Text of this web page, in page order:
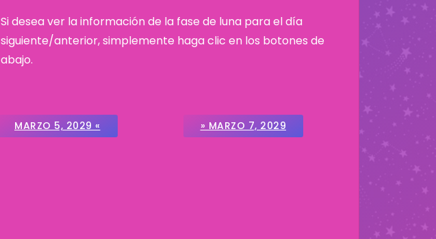
Si desea ver la información de la fase de luna para el día
siguiente/anterior, simplemente haga clic en los botones de
abajo.
MARZO 5, 2029 « » MARZO 7, 2029